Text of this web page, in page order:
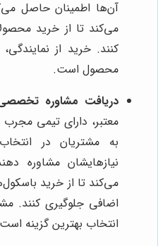
آن‌ها اطمینان حاصل
می‌کند تا از خرید
کنند. خرید از
محصول است.
دریافت مشاوره
معتبر، دارای تیمی
به مشتریان در
نیازهایشان مشاوره
می‌کند تا از خرید
اضافی جلوگیری کنند.
انتخاب بهترین گزینه